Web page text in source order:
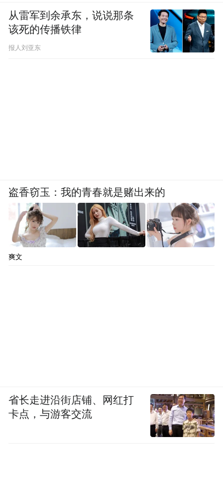
从雷军到余承东，说说那条
该死的传播铁律
报人刘亚东
盗香窃玉：我的青春就是赌出来的
爽文
省长走进沿街店铺、网红打
卡点，与游客交流